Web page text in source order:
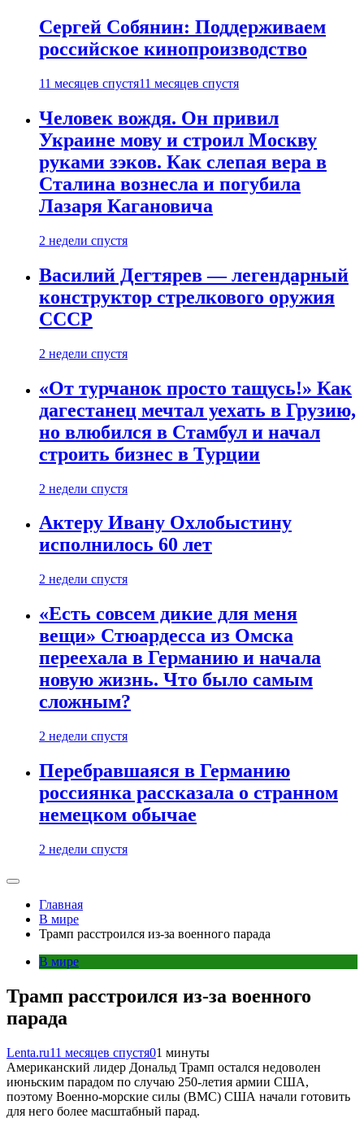
Сергей Собянин: Поддерживаем
российское кинопроизводство
11 месяцев спустя11 месяцев спустя
Человек вождя. Он привил
Украине мову и строил Москву
руками зэков. Как слепая вера в
Сталина вознесла и погубила
Лазаря Кагановича
2 недели спустя
Василий Дегтярев — легендарный
конструктор стрелкового оружия
СССР
2 недели спустя
«От турчанок просто тащусь!» Как
дагестанец мечтал уехать в Грузию,
но влюбился в Стамбул и начал
строить бизнес в Турции
2 недели спустя
Актеру Ивану Охлобыстину
исполнилось 60 лет
2 недели спустя
«Есть совсем дикие для меня
вещи» Стюардесса из Омска
переехала в Германию и начала
новую жизнь. Что было самым
сложным?
2 недели спустя
Перебравшаяся в Германию
россиянка рассказала о странном
немецком обычае
2 недели спустя
Главная
В мире
Трамп расстроился из-за военного парада
В мире
Трамп расстроился из-за военного
парада
Lenta.ru11 месяцев спустя01 минуты
Американский лидер Дональд Трамп остался недоволен
июньским парадом по случаю 250-летия армии США,
поэтому Военно-морские силы (ВМС) США начали готовить
для него более масштабный парад.